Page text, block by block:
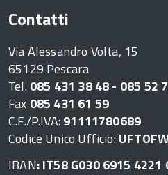
Contatti
Via Alessandro Volta, 15
65129 Pescara
Tel. 085 431 38 48 - 085 52
Fax 085 431 61 59
C.F./P.IVA: 91111780689
Codice Unico Ufficio:
IBAN: IT58 G030 6915